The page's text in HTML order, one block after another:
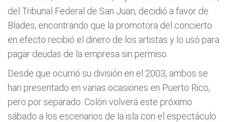
del Tribunal Federal de San Juan, decidió a favor de
Blades, encontrando que la promotora del concierto
en efecto recibió el dinero de los artistas y lo usó para
pagar deudas de la empresa sin permiso.
Desde que ocurrió su división en el 2003, ambos se
han presentado en varias ocasiones en Puerto Rico,
pero por separado. Colón volverá este próximo
sábado a los escenarios de la isla con el espectáculo